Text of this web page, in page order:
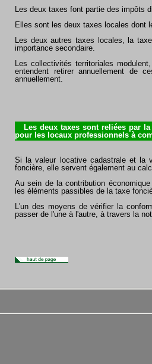
Les deux taxes font partie des impôts
Elles sont les deux taxes locales dont
Les deux autres taxes locales, la
importance secondaire.
Les collectivités territoriales
entendent retirer annuellement de
annuellement.
Les deux taxes sont reliées par la
pour les locaux professionnels à
Si la valeur locative cadastrale et la
foncière, elle servent également au
Au sein de la contribution
les éléments passibles de la taxe
L'un des moyens de vérifier la
passer de l'une à l'autre, à travers la